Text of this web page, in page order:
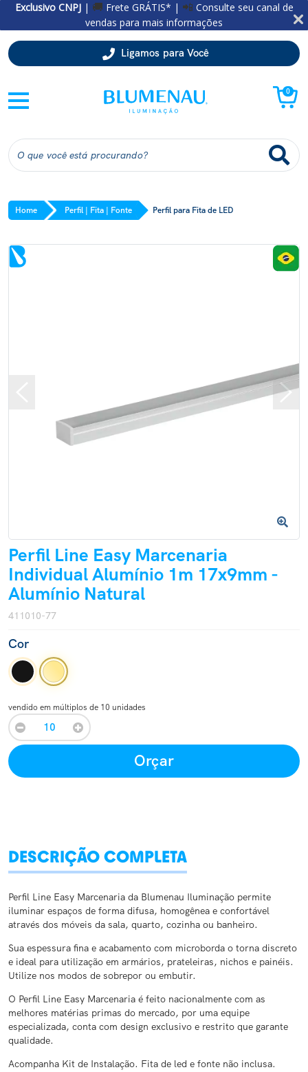
Exclusivo CNPJ | 🚚 Frete GRÁTIS* | 📲 Consulte seu canal de
vendas para mais informações
Ligamos para Você
0
Home Perfil | Fita | Fonte Perfil para Fita de LED
Perfil Line Easy Marcenaria
Individual Alumínio 1m 17x9mm -
Alumínio Natural
411010-77
Cor
vendido em múltiplos de 10 unidades
Orçar
DESCRIÇÃO COMPLETA
Perfil Line Easy Marcenaria da Blumenau Iluminação permite
iluminar espaços de forma difusa, homogênea e confortável
através dos móveis da sala, quarto, cozinha ou banheiro.
Sua espessura fina e acabamento com microborda o torna discreto
e ideal para utilização em armários, prateleiras, nichos e painéis.
Utilize nos modos de sobrepor ou embutir.
O Perfil Line Easy Marcenaria é feito nacionalmente com as
melhores matérias primas do mercado, por uma equipe
especializada, conta com design exclusivo e restrito que garante
qualidade.
Acompanha Kit de Instalação. Fita de led e fonte não inclusa.